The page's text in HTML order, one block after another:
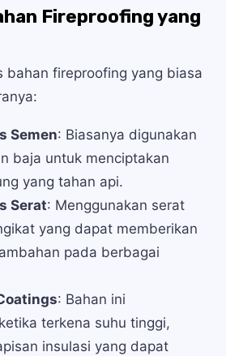
Fireproofing yang
bahan fireproofing yang biasa
Semen: Biasanya digunakan
baja untuk menciptakan
yang tahan api.
Serat: Menggunakan serat
yang dapat memberikan
pada berbagai
: Bahan ini
terkena suhu tinggi,
insulasi yang dapat